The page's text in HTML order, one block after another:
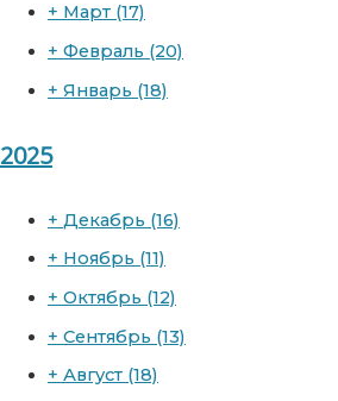
+ Март (17)
+ Февраль (20)
+ Январь (18)
2025
+ Декабрь (16)
+ Ноябрь (11)
+ Октябрь (12)
+ Сентябрь (13)
+ Август (18)